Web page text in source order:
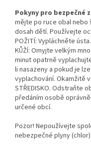
Pokyny pro bezpečné
mějte po ruce obal nebo
dosah dětí. Používejte
POŽITÍ: Vypláchněte ústa.
KŮŽÍ: Omyjte velkým
minut opatrně
li nasazeny a pokud je
vyplachování. Okamžitě
STŘEDISKO. Odstraňte
předáním osobě
určené obcí.
Pozor! Nepoužívejte
nebezpečné plyny (chlor).